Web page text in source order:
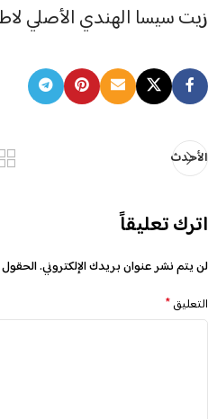
زيت سيسا الهندي الأصلي لاطالة
الأحدث
اترك تعليقاً
لن يتم نشر عنوان بريدك الإلكتروني.الحقول
التعليق*